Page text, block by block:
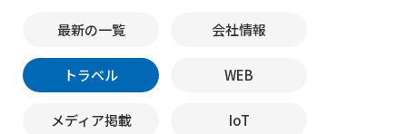
最新の一覧 会社情報
トラベル WEB
メディア掲載 IoT